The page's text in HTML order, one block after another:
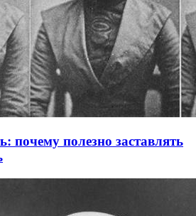
почему полезно заставлять